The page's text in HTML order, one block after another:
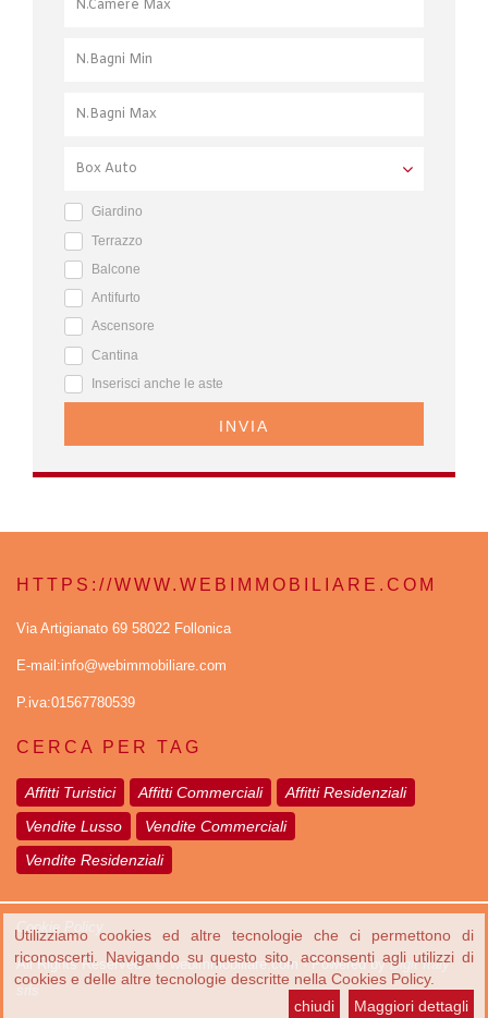
Giardino
Terrazzo
Balcone
Antifurto
Ascensore
Cantina
Inserisci anche le aste
INVIA
HTTPS://WWW.WEBIMMOBILIARE.COM
Via Artigianato 69 58022 Follonica
E-mail:info@webimmobiliare.com
P.iva:01567780539
CERCA PER TAG
Affitti Turistici Affitti Commerciali
Affitti Residenziali
Vendite Lusso
Vendite Commerciali
Vendite Residenziali
Cookie Policy
All Rights Reserved · © webimmobiliare.com · Powered byDigit Italy
srls
Utilizziamo cookies ed altre tecnologie che ci permettono di
riconoscerti. Navigando su questo sito, acconsenti agli utilizzi di
cookies e delle altre tecnologie descritte nella Cookies Policy.
Maggiori dettagli
chiudi